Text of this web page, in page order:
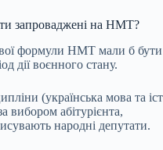
запроваджені на НМТ?
формули НМТ мали б бути
дії воєнного стану.
(українська мова та
вибором абітурієнта,
народні депутати.